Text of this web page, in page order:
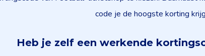
code je de hoogste korting
Heb je zelf een werkende